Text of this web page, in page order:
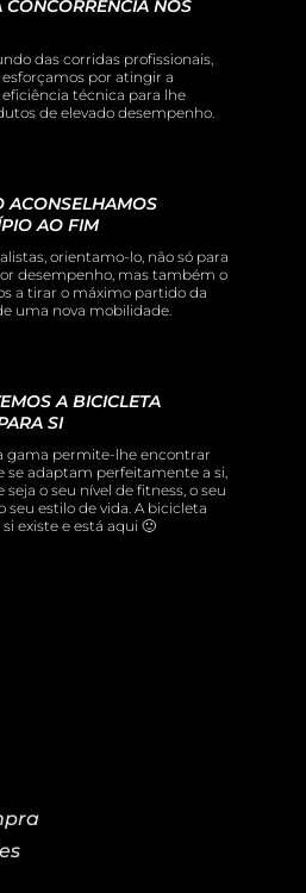
CONCORRÊNCIA NOS
das corridas profissionais,
por atingir a
eficiência técnica para lhe
de elevado desempenho.
ACONSELHAMOS
AO FIM
orientamo-lo, não só para
desempenho, mas também o
a tirar o máximo partido da
uma nova mobilidade.
A BICICLETA
SI
gama permite-lhe encontrar
se adaptam perfeitamente a si,
o seu nível de fitness, o seu
seu estilo de vida. A bicicleta
existe e está aqui 🙂